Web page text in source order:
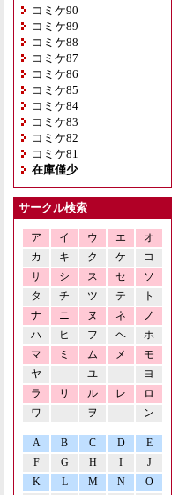
コミケ90
コミケ89
コミケ88
コミケ87
コミケ86
コミケ85
コミケ84
コミケ83
コミケ82
コミケ81
在庫僅少
サークル検索
ア イ ウ エ
オ
カ
キ ク ケ
コ
サ
シ ス セ
ソ
タ
チ ツ テ
ト
ナ
ニ ヌ ネ
ノ
ハ
ヒ フ ヘ
ホ
マ
ミ ム メ
モ
ヤ
ユ
ヨ
ラ
リ ル レ
ロ
ワ
ヲ ン
A B C D
E
F
G H I
J
K
L M N O